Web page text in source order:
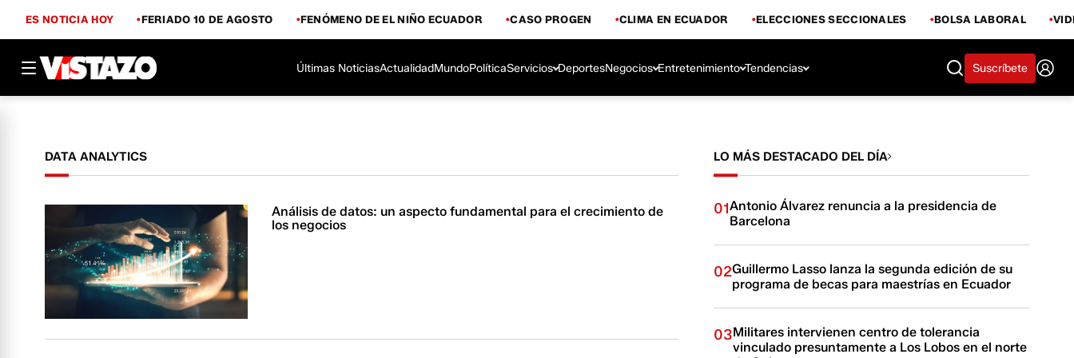
ES NOTICIA HOY FERIADO 10 DE AGOSTO FENÓMENO DE EL NIÑO ECUADOR CASO PROGEN CLIMA EN ECUADOR ELECCIONES SECCIONALES BOLSA LABORAL
Últimas NoticiasActualidadMundoPolíticaServicios DeportesNegocios Entretenimiento Tendencias Suscríbete
DATA ANALYTICS
Análisis de datos: un aspecto fundamental para el crecimiento de
los negocios
LO MÁS DESTACADO DEL DÍA
01Antonio Álvarez renuncia a la presidencia de
Barcelona
02Guillermo Lasso lanza la segunda edición de su
programa de becas para maestrías en Ecuador
03Militares intervienen centro de tolerancia
vinculado presuntamente a Los Lobos en el norte